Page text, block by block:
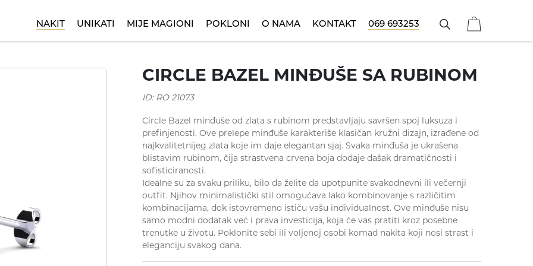
NAKIT
Minđuše
UNIKATI
Kinetik
MIJE MAGIONI
Dečije narukvice
POKLONI
rođendan Poklon za sve prilike
O NAMA KONTAKT 069 693253
CIRCLE BAZEL MINĐUŠE SA RUBINOM
Circle Bazel minđuše od zlata s rubinom predstavljaju savršen spoj luksuza i
prefinjenosti. Ove prelepe minđuše karakteriše klasičan kružni dizajn, izrađene od
najkvalitetnijeg zlata koje im daje elegantan sjaj. Svaka minđuša je ukrašena
blistavim rubinom, čija strastvena crvena boja dodaje dašak dramatičnosti i
sofisticiranosti.
Idealne su za svaku priliku, bilo da želite da upotpunite svakodnevni ili večernji
outfit. Njihov minimalistički stil omogućava lako kombinovanje s različitim
kombinacijama, dok istovremeno ističu vašu individualnost. Ove minđuše nisu
samo modni dodatak već i prava investicija, koja će vas pratiti kroz posebne
trenutke u životu. Poklonite sebi ili voljenoj osobi komad nakita koji nosi strast i
eleganciju svakog dana.
ID: RO 21073